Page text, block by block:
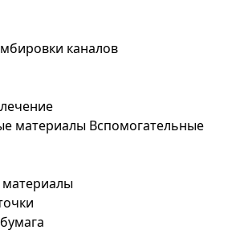
каналов
Вспомогательные